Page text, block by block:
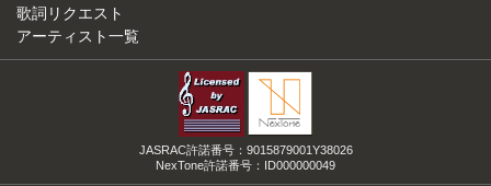
歌詞リクエスト
アーティスト一覧
JASRAC許諾番号：9015879001Y38026
NexTone許諾番号：ID000000049